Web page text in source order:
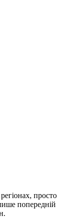
просто
попередній